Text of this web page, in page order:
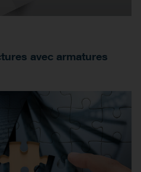
avec armatures